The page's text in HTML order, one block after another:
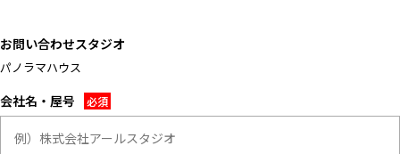
SCENE
VARIATION
ひとつのスタジオであれもこれも
LOCATION
SIZE&PRICE
広さと利用料金で探す
お問い合わせスタジオ
パノラマハウス
会社名・屋号